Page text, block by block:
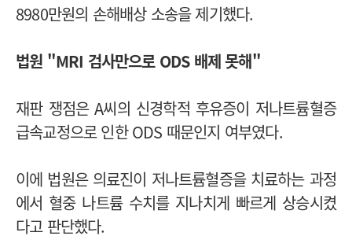
8980만원의 손해배상 소송을 제기했다.
법원 "MRI 검사만으로 ODS 배제 못해"
재판 쟁점은 A씨의 신경학적 후유증이 저나트륨혈증
급속교정으로 인한 ODS 때문인지 여부였다.
이에 법원은 의료진이 저나트륨혈증을 치료하는 과정
에서 혈중 나트륨 수치를 지나치게 빠르게 상승시켰
다고 판단했다.